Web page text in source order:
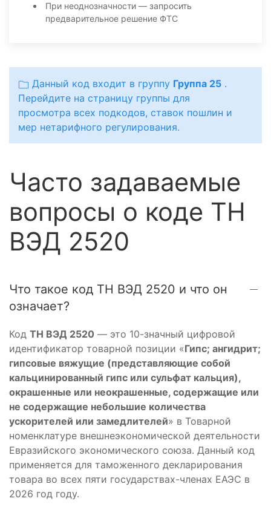
При неоднозначности — запросить
предварительное решение ФТС
Данный код входит в группу Группа 25 .
Перейдите на страницу группы для
просмотра всех подкодов, ставок пошлин и
мер нетарифного регулирования.
Часто задаваемые
вопросы о коде ТН
ВЭД 2520
Что такое код ТН ВЭД 2520 и что он
означает?
Код ТН ВЭД 2520 — это 10-значный цифровой
идентификатор товарной позиции «Гипс; ангидрит;
гипсовые вяжущие (представляющие собой
кальцинированный гипс или сульфат кальция),
окрашенные или неокрашенные, содержащие или
не содержащие небольшие количества
ускорителей или замедлителей» в Товарной
номенклатуре внешнеэкономической деятельности
Евразийского экономического союза. Данный код
применяется для таможенного декларирования
товара во всех пяти государствах-членах ЕАЭС в
2026 год году.